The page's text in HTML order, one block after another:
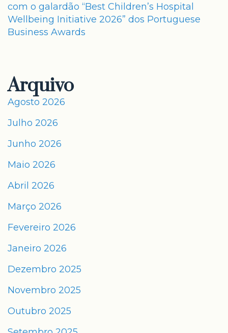
com o galardão “Best Children’s Hospital
Wellbeing Initiative 2026” dos Portuguese
Business Awards
Arquivo
Agosto 2026
Julho 2026
Junho 2026
Maio 2026
Abril 2026
Março 2026
Fevereiro 2026
Janeiro 2026
Dezembro 2025
Novembro 2025
Outubro 2025